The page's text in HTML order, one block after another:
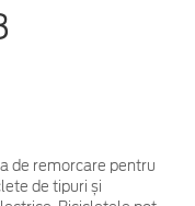
de remorcare pentru
de tipuri și